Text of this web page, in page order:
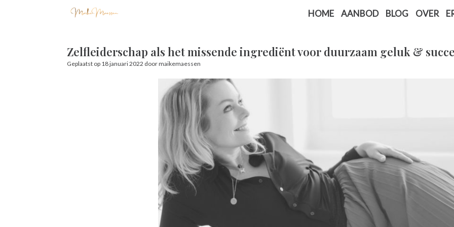
HOME AANBOD BLOG OVER
Zelfleiderschap als het missende ingrediënt voor duurzaam geluk &
Geplaatst op 18 januari 2022 doormaikemaessen